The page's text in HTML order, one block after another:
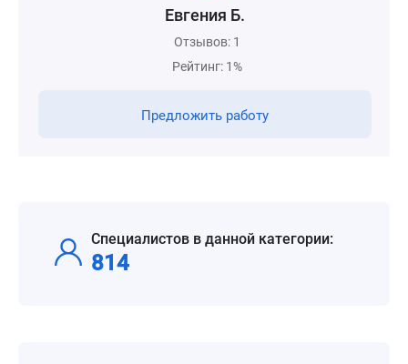
Евгения Б.
Отзывов: 1
Рейтинг: 1%
Предложить работу
Специалистов в данной категории:
814